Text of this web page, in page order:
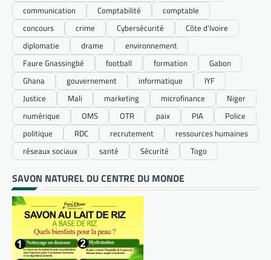
communication
Comptabilité
comptable
concours
crime Cybersécurité
Côte d’Ivoire
diplomatie
drame
environnement
Faure Gnassingbé
football formation
Gabon
Ghana
gouvernement informatique
IYF
Justice
Mali marketing microfinance
Niger
numérique
OMS OTR paix PIA
Police
politique
RDC recrutement
ressources humaines
réseaux sociaux
santé Sécurité Togo
SAVON NATUREL DU CENTRE DU MONDE